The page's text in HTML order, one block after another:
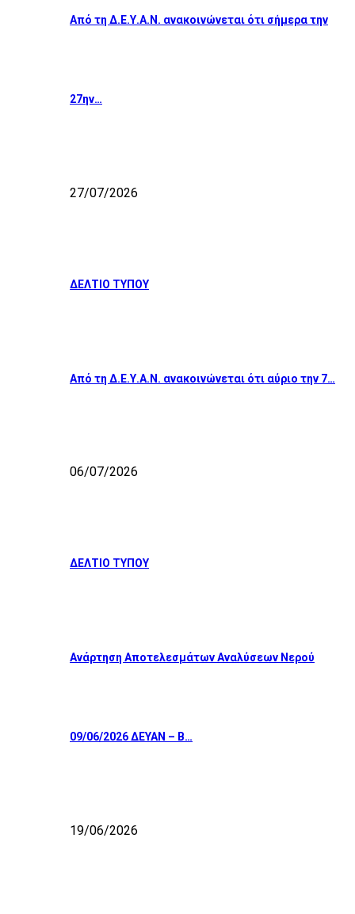
Από τη Δ.Ε.Υ.Α.Ν. ανακοινώνεται ότι σήμερα την
27ην…
27/07/2026
ΔΕΛΤΙΟ ΤΥΠΟΥ
Από τη Δ.Ε.Υ.Α.Ν. ανακοινώνεται ότι αύριο την 7…
06/07/2026
ΔΕΛΤΙΟ ΤΥΠΟΥ
Ανάρτηση Αποτελεσμάτων Αναλύσεων Νερού
09/06/2026 ΔΕΥΑΝ – Β…
19/06/2026